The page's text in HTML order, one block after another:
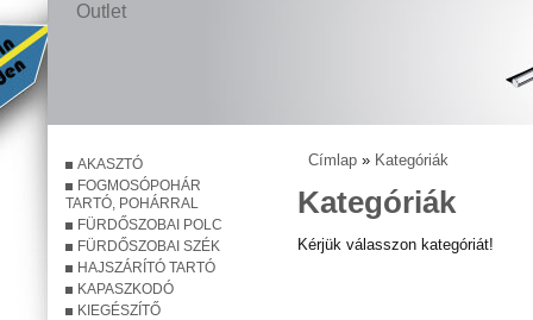
Outlet
AKASZTÓ
FOGMOSÓPOHÁR
TARTÓ, POHÁRRAL
FÜRDŐSZOBAI POLC
FÜRDŐSZOBAI SZÉK
HAJSZÁRÍTÓ TARTÓ
KAPASZKODÓ
KIEGÉSZÍTŐ
Jelenlegi hely
Címlap » Kategóriák
Kategóriák
Kérjük válasszon kategóriát!